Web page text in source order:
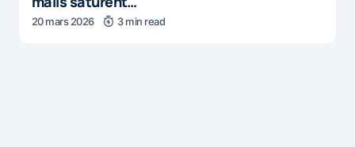
20 mars 2026 3 min read